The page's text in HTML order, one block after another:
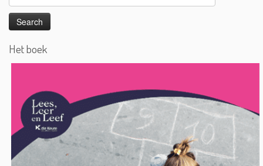
for:
Het boek